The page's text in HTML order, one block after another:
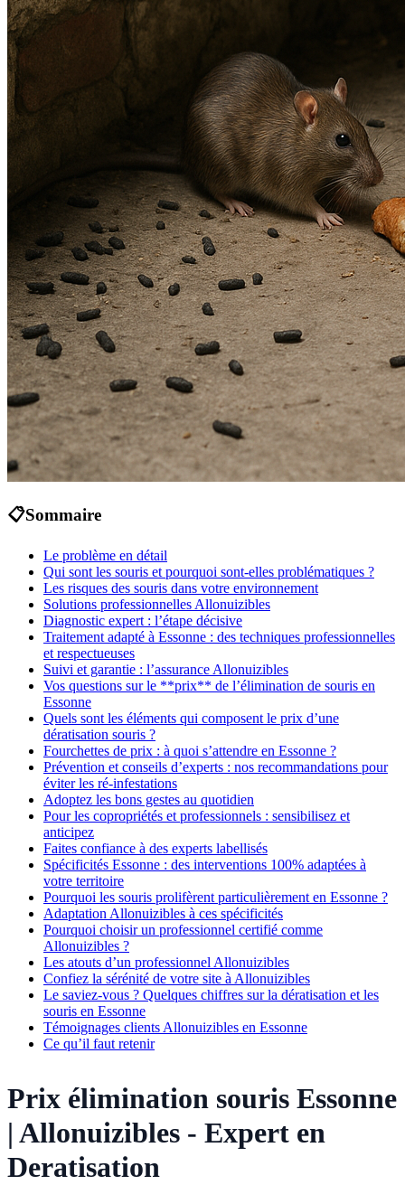
📋Sommaire
Le problème en détail
Qui sont les souris et pourquoi sont-elles problématiques ?
Les risques des souris dans votre environnement
Solutions professionnelles Allonuizibles
Diagnostic expert : l’étape décisive
Traitement adapté à Essonne : des techniques professionnelles
et respectueuses
Suivi et garantie : l’assurance Allonuizibles
Vos questions sur le **prix** de l’élimination de souris en
Essonne
Quels sont les éléments qui composent le prix d’une
dératisation souris ?
Fourchettes de prix : à quoi s’attendre en Essonne ?
Prévention et conseils d’experts : nos recommandations pour
éviter les ré-infestations
Adoptez les bons gestes au quotidien
Pour les copropriétés et professionnels : sensibilisez et
anticipez
Faites confiance à des experts labellisés
Spécificités Essonne : des interventions 100% adaptées à
votre territoire
Pourquoi les souris prolifèrent particulièrement en Essonne ?
Adaptation Allonuizibles à ces spécificités
Pourquoi choisir un professionnel certifié comme
Allonuizibles ?
Les atouts d’un professionnel Allonuizibles
Confiez la sérénité de votre site à Allonuizibles
Le saviez-vous ? Quelques chiffres sur la dératisation et les
souris en Essonne
Témoignages clients Allonuizibles en Essonne
Ce qu’il faut retenir
Prix élimination souris Essonne
| Allonuizibles - Expert en
Deratisation